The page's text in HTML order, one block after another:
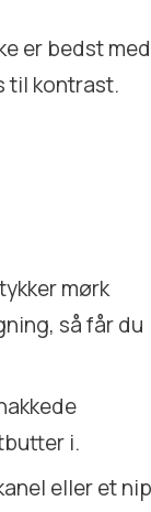
er bedst med
til kontrast.
mørk
så får du
i.
eller et